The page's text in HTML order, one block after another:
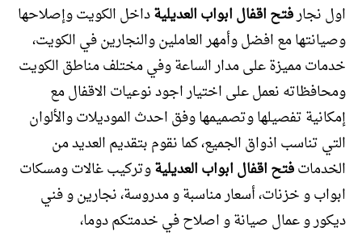
اول نجارفتح اقفال ابواب العديليةداخل الكويت وإصلاحها
وصيانتها مع افضل وأمهر العاملين والنجارين في الكويت،
خدمات مميزة على مدار الساعة وفي مختلف مناطق الكويت
ومحافظاته نعمل على اختيار اجود نوعيات الاقفال مع
إمكانية تفصيلها وتصميمها وفق احدث الموديلات والألوان
التي تناسب اذواق الجميع، كما نقوم بتقديم العديد من
الخدماتفتح اقفال ابواب العديليةوتركيب غالات ومسكات
ابواب و خزنات، أسعار مناسبة و مدروسة، نجارين و فني
ديكور و عمال صيانة و اصلاح في خدمتكم دوما،